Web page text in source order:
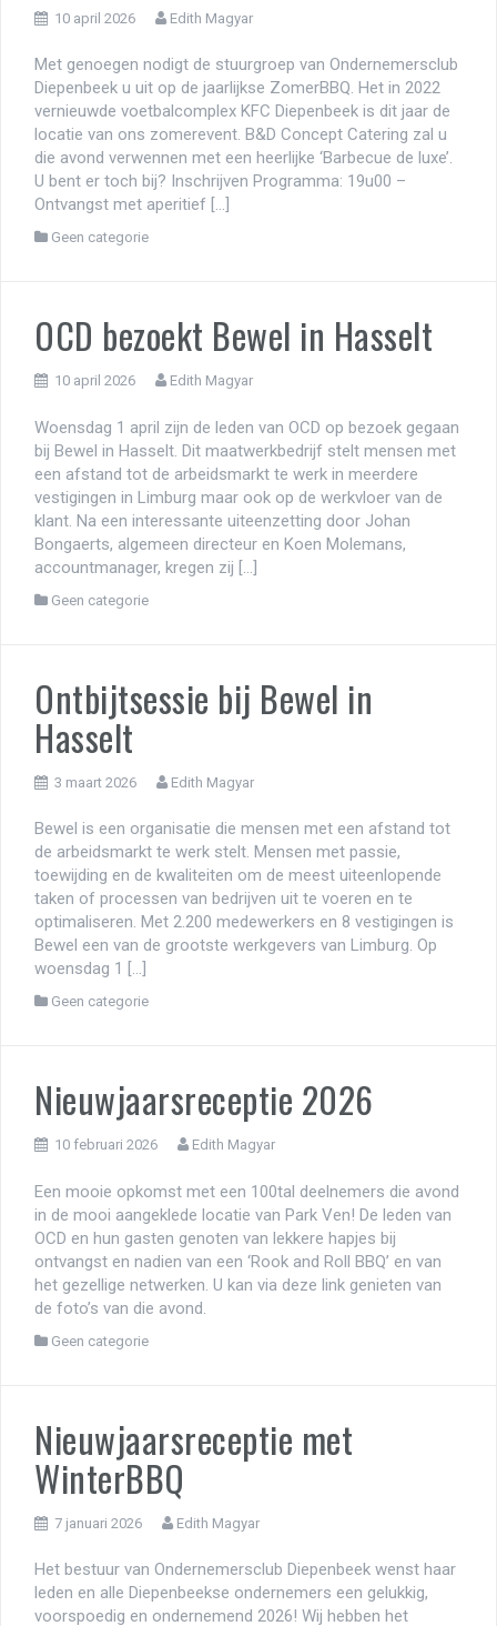
10 april 2026 Edith Magyar
Met genoegen nodigt de stuurgroep van Ondernemersclub
Diepenbeek u uit op de jaarlijkse ZomerBBQ. Het in 2022
vernieuwde voetbalcomplex KFC Diepenbeek is dit jaar de
locatie van ons zomerevent. B&D Concept Catering zal u
die avond verwennen met een heerlijke ‘Barbecue de luxe’.
U bent er toch bij? Inschrijven Programma: 19u00 –
Ontvangst met aperitief […]
Geen categorie
OCD bezoekt Bewel in Hasselt
10 april 2026 Edith Magyar
Woensdag 1 april zijn de leden van OCD op bezoek gegaan
bij Bewel in Hasselt. Dit maatwerkbedrijf stelt mensen met
een afstand tot de arbeidsmarkt te werk in meerdere
vestigingen in Limburg maar ook op de werkvloer van de
klant. Na een interessante uiteenzetting door Johan
Bongaerts, algemeen directeur en Koen Molemans,
accountmanager, kregen zij […]
Geen categorie
Ontbijtsessie bij Bewel in
Hasselt
3 maart 2026 Edith Magyar
Bewel is een organisatie die mensen met een afstand tot
de arbeidsmarkt te werk stelt. Mensen met passie,
toewijding en de kwaliteiten om de meest uiteenlopende
taken of processen van bedrijven uit te voeren en te
optimaliseren. Met 2.200 medewerkers en 8 vestigingen is
Bewel een van de grootste werkgevers van Limburg. Op
woensdag 1 […]
Geen categorie
Nieuwjaarsreceptie 2026
10 februari 2026 Edith Magyar
Een mooie opkomst met een 100tal deelnemers die avond
in de mooi aangeklede locatie van Park Ven! De leden van
OCD en hun gasten genoten van lekkere hapjes bij
ontvangst en nadien van een ‘Rook and Roll BBQ’ en van
het gezellige netwerken. U kan via deze link genieten van
de foto’s van die avond.
Geen categorie
Nieuwjaarsreceptie met
WinterBBQ
7 januari 2026 Edith Magyar
Het bestuur van Ondernemersclub Diepenbeek wenst haar
leden en alle Diepenbeekse ondernemers een gelukkig,
voorspoedig en ondernemend 2026! Wij hebben het